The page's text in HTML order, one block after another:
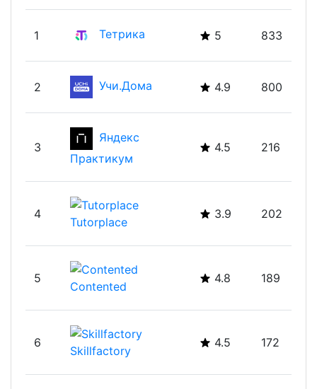
1 Тетрика 5 833
2 Учи.Дома 4.9 800
3
Яндекс
Практикум
4.5 216
4
Tutorplace
3.9 202
5
Contented
4.8 189
6
Skillfactory
4.5 172